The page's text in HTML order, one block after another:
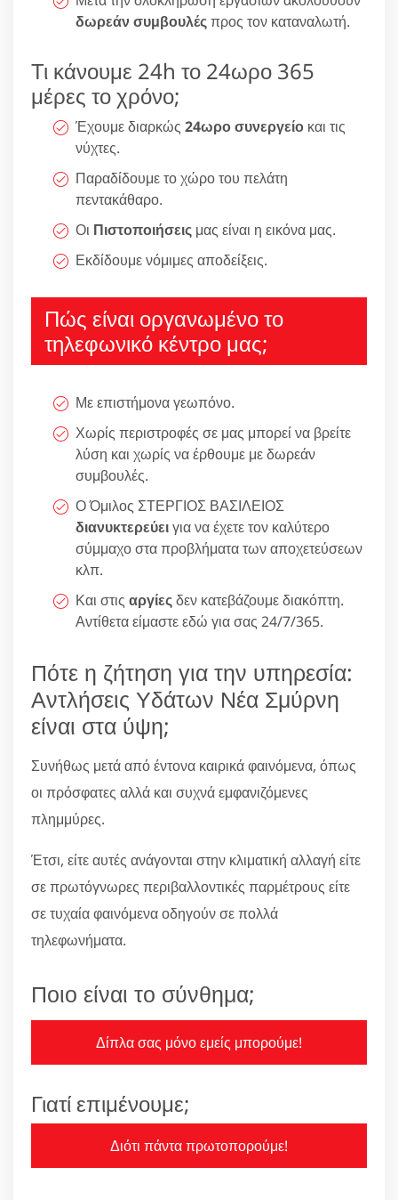
δωρεάν συμβουλέςπρος τον καταναλωτή.
Τι κάνουμε 24h το 24ωρο 365
μέρες το χρόνο;
Έχουμε διαρκώς 24ωρο συνεργείο και τις
νύχτες.
Παραδίδουμε το χώρο του πελάτη
πεντακάθαρο.
Οι Πιστοποιήσεις μας είναι η εικόνα μας.
Εκδίδουμε νόμιμες αποδείξεις.
Πώς είναι οργανωμένο το
τηλεφωνικό κέντρο μας;
Με επιστήμονα γεωπόνο.
Χωρίς περιστροφές σε μας μπορεί να βρείτε
λύση και χωρίς να έρθουμε με δωρεάν
συμβουλές.
Ο Όμιλος ΣΤΕΡΓΙΟΣ ΒΑΣΙΛΕΙΟΣ
διανυκτερεύειγια να έχετε τον καλύτερο
σύμμαχο στα προβλήματα των αποχετεύσεων
κλπ.
Και στις αργίεςδεν κατεβάζουμε διακόπτη.
Αντίθετα είμαστε εδώ για σας 24/7/365.
Πότε η ζήτηση για την υπηρεσία:
Αντλήσεις Υδάτων Νέα Σμύρνη
είναι στα ύψη;
Συνήθως μετά από έντονα καιρικά φαινόμενα, όπως
οι πρόσφατες αλλά και συχνά εμφανιζόμενες
πλημμύρες.
Έτσι, είτε αυτές ανάγονται στην κλιματική αλλαγή είτε
σε πρωτόγνωρες περιβαλλοντικές παρμέτρους είτε
σε τυχαία φαινόμενα οδηγούν σε πολλά
τηλεφωνήματα.
Ποιο είναι το σύνθημα;
Δίπλα σας μόνο εμείς μπορούμε!
Γιατί επιμένουμε;
Διότι πάντα πρωτοπορούμε!